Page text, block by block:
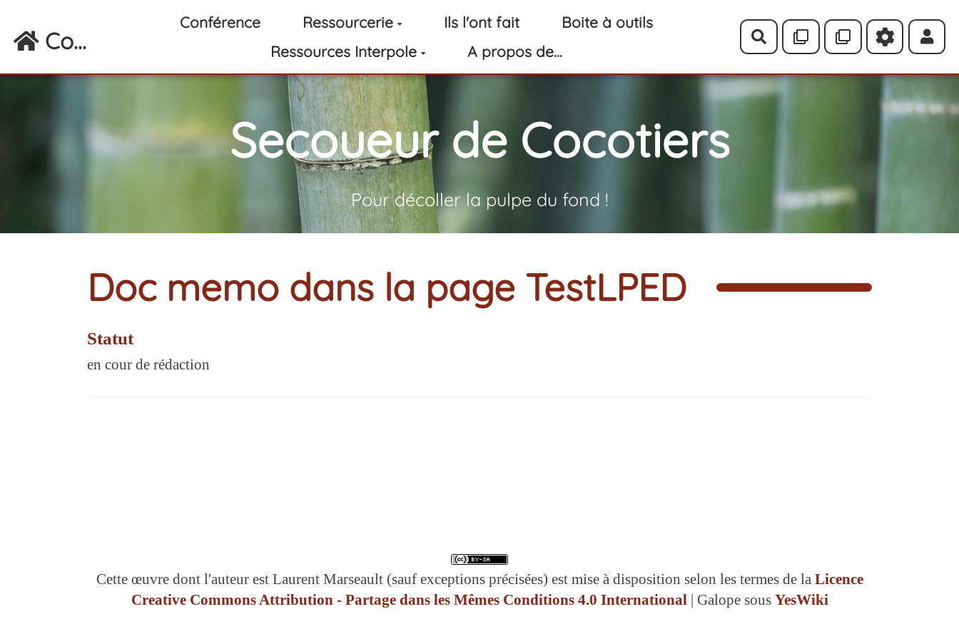
Aller au contenu principal
Co...
Conférence Ressourcerie Ils l'ont fait
Boite à outils
Ressources Interpole
A propos de...
Rechercher
Secoueur de Cocotiers
Pour décoller la pulpe du fond !
Doc memo dans la page TestLPED
Statut
en cour de rédaction
Cette œuvre dont l'auteur est Laurent Marseault (sauf exceptions précisées) est mise à disposition selon les termes de la Licence
Creative Commons Attribution - Partage dans les Mêmes Conditions 4.0 International | Galope sous YesWiki